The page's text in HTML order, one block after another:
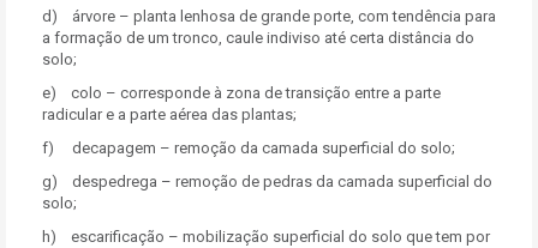
d) árvore – planta lenhosa de grande porte, com tendência para
a formação de um tronco, caule indiviso até certa distância do
solo;
e) colo – corresponde à zona de transição entre a parte
radicular e a parte aérea das plantas;
f) decapagem – remoção da camada superficial do solo;
g) despedrega – remoção de pedras da camada superficial do
solo;
h) escarificação – mobilização superficial do solo que tem por